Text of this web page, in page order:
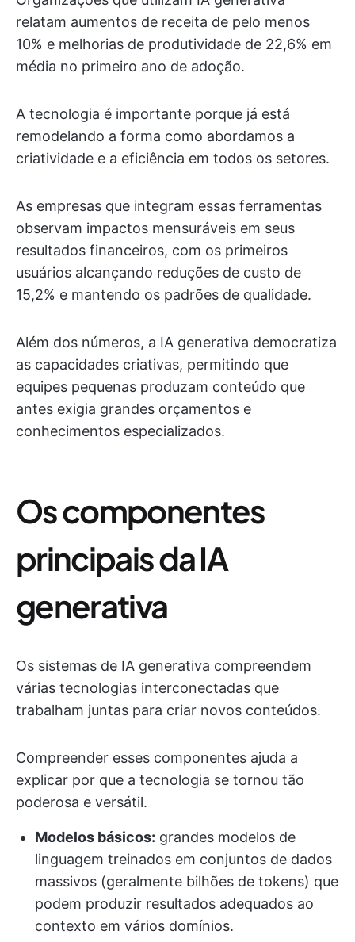
relatam aumentos de receita de pelo menos
10% e melhorias de produtividade de 22,6% em
média no primeiro ano de adoção.
A tecnologia é importante porque já está
remodelando a forma como abordamos a
criatividade e a eficiência em todos os setores.
As empresas que integram essas ferramentas
observam impactos mensuráveis em seus
resultados financeiros, com os primeiros
usuários alcançando reduções de custo de
15,2% e mantendo os padrões de qualidade.
Além dos números, a IA generativa democratiza
as capacidades criativas, permitindo que
equipes pequenas produzam conteúdo que
antes exigia grandes orçamentos e
conhecimentos especializados.
Os componentes
principais da IA
generativa
Os sistemas de IA generativa compreendem
várias tecnologias interconectadas que
trabalham juntas para criar novos conteúdos.
Compreender esses componentes ajuda a
explicar por que a tecnologia se tornou tão
poderosa e versátil.
Modelos básicos: grandes modelos de
linguagem treinados em conjuntos de dados
massivos (geralmente bilhões de tokens) que
podem produzir resultados adequados ao
contexto em vários domínios.